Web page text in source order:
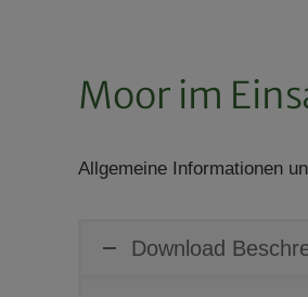
Moor im
Allgemeine Informationen
Download